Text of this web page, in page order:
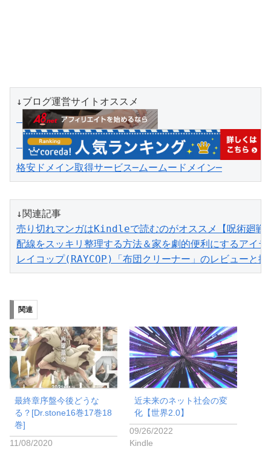
格安ドメイン取得サービス─ムームードメイン─
売り切れマンガはKindleで読むのがオススメ【呪術廻戦
配線をスッキリ整理する方法＆家を劇的便利にするアイテ
レイコップ(RAYCOP)「布団クリーナー」のレビューと
関連
最終章序盤今後どうな
る？[Dr.stone16巻17巻18
巻]
11/08/2020
近未来のネット社会の変
化【世界2.0】
09/26/2022
Kindle